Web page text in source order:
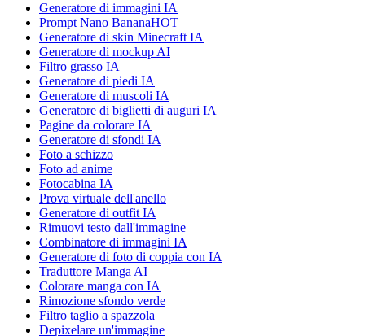
Generatore di immagini IA
Prompt Nano BananaHOT
Generatore di skin Minecraft IA
Generatore di mockup AI
Filtro grasso IA
Generatore di piedi IA
Generatore di muscoli IA
Generatore di biglietti di auguri IA
Pagine da colorare IA
Generatore di sfondi IA
Foto a schizzo
Foto ad anime
Fotocabina IA
Prova virtuale dell'anello
Generatore di outfit IA
Rimuovi testo dall'immagine
Combinatore di immagini IA
Generatore di foto di coppia con IA
Traduttore Manga AI
Colorare manga con IA
Rimozione sfondo verde
Filtro taglio a spazzola
Depixelare un'immagine